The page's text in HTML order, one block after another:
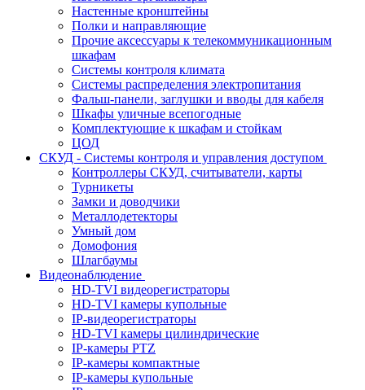
Настенные кронштейны
Полки и направляющие
Прочие аксессуары к телекоммуникационным
шкафам
Системы контроля климата
Системы распределения электропитания
Фальш-панели, заглушки и вводы для кабеля
Шкафы уличные всепогодные
Комплектующие к шкафам и стойкам
ЦОД
СКУД - Системы контроля и управления доступом
Контроллеры СКУД, считыватели, карты
Турникеты
Замки и доводчики
Металлодетекторы
Умный дом
Домофония
Шлагбаумы
Видеонаблюдение
HD-TVI видеорегистраторы
HD-TVI камеры купольные
IP-видеорегистраторы
HD-TVI камеры цилиндрические
IP-камеры PTZ
IP-камеры компактные
IP-камеры купольные